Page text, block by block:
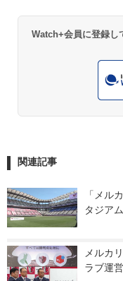
Watch+会員に登録し
関連記事
「メル
タジア
メルカ
ラブ運